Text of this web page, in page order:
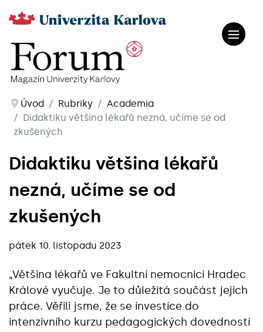
Úvod Rubriky
Academia
Didaktiku většina lékařů nezná, učíme se od
zkušených
Didaktiku většina lékařů
nezná, učíme se od
zkušených
pátek 10. listopadu 2023
„Většina lékařů ve Fakultní nemocnici Hradec
Králové vyučuje. Je to důležitá součást jejich
práce. Věřili jsme, že se investice do
intenzivního kurzu pedagogických dovedností